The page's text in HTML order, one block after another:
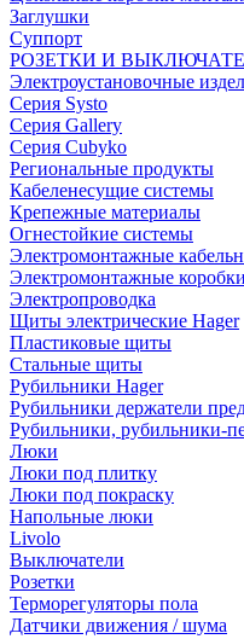
Заглушки
Суппорт
РОЗЕТКИ И
Электроустановочные
Серия Systo
Серия Gallery
Серия Cubyko
Региональные продукты
Кабеленесущие системы
Крепежные материалы
Огнестойкие системы
Электромонтажные
Электромонтажные коробки
Электропроводка
Щиты электрические Hager
Пластиковые щиты
Стальные щиты
Рубильники Hager
Рубильники держатели
Рубильники, рубильники-
Люки
Люки под плитку
Люки под покраску
Напольные люки
Livolo
Выключатели
Розетки
Терморегуляторы пола
Датчики движения / шума